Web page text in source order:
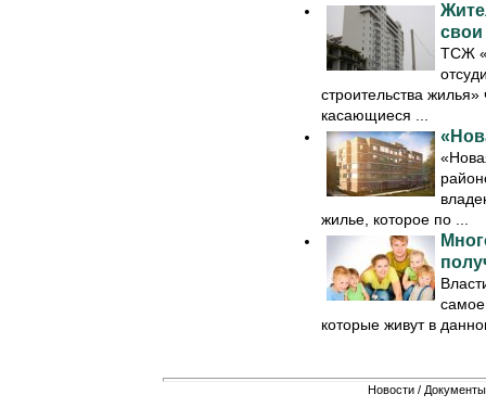
свои
ТСЖ
строительства
касающиеся ...
жилье, которое по ...
которые живут в
Новости / Документы